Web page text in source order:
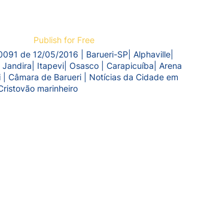
Publish for Free
de 12/05/2016 | Barueri-SP| Alphaville|
Itapevi| Osasco | Carapicuíba| Arena
Câmara de Barueri | Notícias da Cidade em
marinheiro